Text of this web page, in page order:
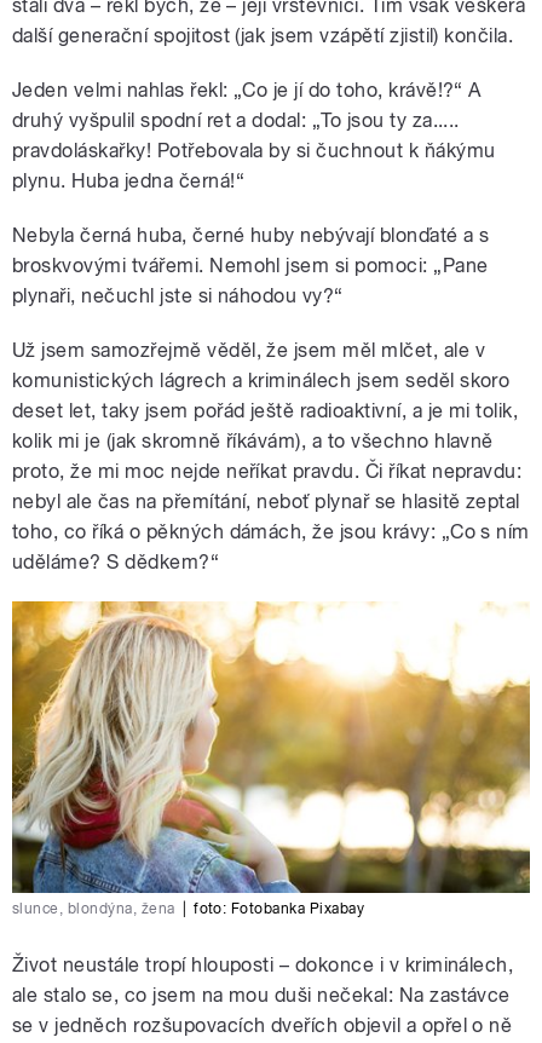
stáli dva – řekl bych, že – její vrstevníci. Tím však veškerá
další generační spojitost (jak jsem vzápětí zjistil) končila.
Jeden velmi nahlas řekl: „Co je jí do toho, krávě!?“ A
druhý vyšpulil spodní ret a dodal: „To jsou ty za.....
pravdoláskařky! Potřebovala by si čuchnout k ňákýmu
plynu. Huba jedna černá!“
Nebyla černá huba, černé huby nebývají blonďaté a s
broskvovými tvářemi. Nemohl jsem si pomoci: „Pane
plynaři, nečuchl jste si náhodou vy?“
Už jsem samozřejmě věděl, že jsem měl mlčet, ale v
komunistických lágrech a kriminálech jsem seděl skoro
deset let, taky jsem pořád ještě radioaktivní, a je mi tolik,
kolik mi je (jak skromně říkávám), a to všechno hlavně
proto, že mi moc nejde neříkat pravdu. Či říkat nepravdu:
nebyl ale čas na přemítání, neboť plynař se hlasitě zeptal
toho, co říká o pěkných dámách, že jsou krávy: „Co s ním
uděláme? S dědkem?“
slunce, blondýna, žena foto: Fotobanka Pixabay
Život neustále tropí hlouposti – dokonce i v kriminálech,
ale stalo se, co jsem na mou duši nečekal: Na zastávce
se v jedněch rozšupovacích dveřích objevil a opřel o ně